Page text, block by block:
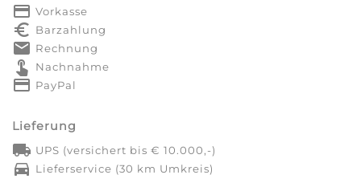
payment Vorkasse
euro_symbol Barzahlung
markunread Rechnung
touch_app Nachnahme
credit_card PayPal
Lieferung
local_shipping UPS (versichert bis € 10.000,-)
directions_car Lieferservice (30 km Umkreis)